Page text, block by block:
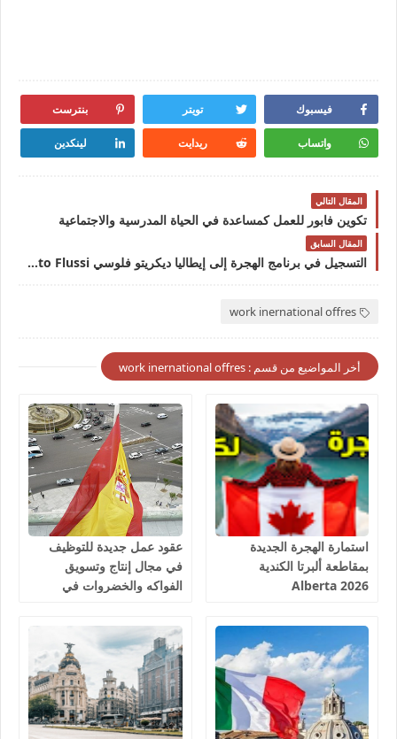
فيسبوك تويتر بنترست
واتساب ريدايت لينكدين
المقال التالي
تكوين فابور للعمل كمساعدة في الحياة المدرسية والاجتماعية
المقال السابق
التسجيل في برنامج الهجرة إلى إيطاليا ديكريتو فلوسي Decreto Flussi
work inernational offres
أخر المواضيع من قسم : work inernational offres
استمارة الهجرة الجديدة
بمقاطعة ألبرتا الكندية
Alberta 2026
عقود عمل جديدة للتوظيف
في مجال إنتاج وتسويق
الفواكه والخضروات في